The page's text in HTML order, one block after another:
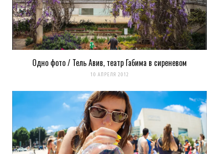
Одно фото / Тель Авив, театр Габима в сиреневом
10 АПРЕЛЯ 2012